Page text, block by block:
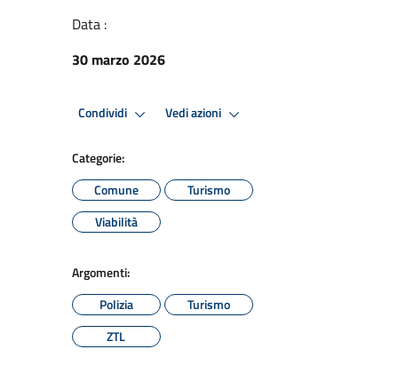
Data :
30 marzo 2026
Condividi Vedi azioni
Categorie:
Comune
Turismo
Viabilità
Argomenti:
Polizia
Turismo
ZTL